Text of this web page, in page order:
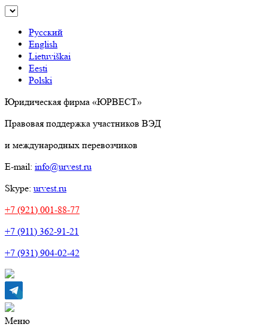
Русский
English
Lietuviškai
Eesti
Polski
Юридическая фирма «ЮРВЕСТ»
Правовая поддержка участников ВЭД
и международных перевозчиков
E-mail: info@urvest.ru
Skype: urvest.ru
+7 (921) 001-88-77
+7 (911) 362-91-21
+7 (931) 904-02-42
Меню